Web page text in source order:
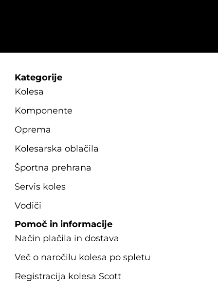
Kategorije
Kolesa
Komponente
Oprema
Kolesarska oblačila
Športna prehrana
Servis koles
Vodiči
Pomoč in informacije
Način plačila in dostava
Več o naročilu kolesa po spletu
Registracija kolesa Scott